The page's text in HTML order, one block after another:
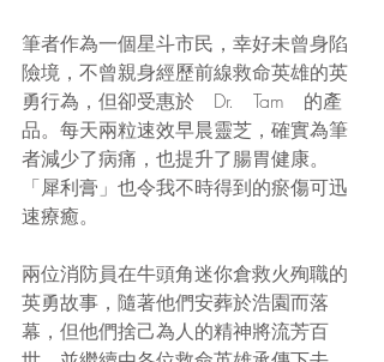
筆者作為一個星斗市民，幸好未曾身陷
險境，不曾親身經歷前線救命英雄的英
勇行為，但卻受惠於　Dr.　Tam　的產
品。每天兩粒速效早晨靈芝，確實為筆
者減少了病痛，也提升了腸胃健康。
「犀利膏」也令我不時得到的瘀傷可迅
速療癒。
兩位消防員在牛頭角迷你倉救火殉職的
英勇故事，隨著他們安葬於浩園而落
幕，但他們捨己為人的精神將流芳百